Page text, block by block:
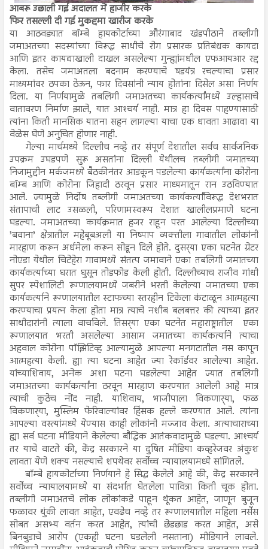
आबरू उछाली गई अदालत में हाजीर करके
फिर तसल्ली दी गई मुकद्दमा खारीज करके
या आठवड्यात बॉम्बे हायकोर्टाच्या औरंगाबाद खंडपीठाने तब्लीगी
जमाअतच्या सदस्यांच्या विरूद्ध साथीचे रोग प्रसारक प्रतिबंधक कायदा
आणि इतर कायद्याखाली दाखल असलेल्या गुन्ह्यांमधील एफआयआर रद्द
केला. तसेच जमाअतला बदनाम करण्याचे षडयंत्र रचल्याचा प्रसार
माध्यमांवर ठपका ठेऊन, फार दिवसांनी न्याय होतांना दिसेल असा निर्णय
दिला. या निर्णयामुळे तबलिगी जमाअतच्या कार्यकर्त्यांमध्ये उल्हासाचे
वातावरण निर्माण झाले, यात आश्‍चर्य नाही. मात्र हा दिवस पाहण्यासाठी
त्यांना किती मानसिक यातना सहन लागल्या याचा एक धावता आढावा या
वेळेस घेणे अनुचित होणार नाही.
गेल्या मार्चमध्ये दिल्लीच नव्हे तर संपूर्ण देशातील सर्वच सार्वजनिक
उपक्रम उघडपणे सुरू असतांना दिल्ली येथीलच तब्लीगी जमातच्या
निजामुद्दीन मर्कजमध्ये बैठकीनंतर आडकून पडलेल्या कार्यकर्त्यांना कोरोना
बॉम्ब आणि कोरोना जिहादी ठरवून प्रसार माध्यमातून रान उठविण्यात
आले. ज्यामुळे निर्दोष तब्लीगी जमाअतच्या कार्यकर्त्यांविरूद्ध देशभरात
संतापाची लाट उसळली, परिणामस्वरूप देशात खालीलप्रमाणे घटना
घडल्या. जमाअतच्या कार्यक्रमात हजर राहून परत आलेल्या दिल्लीच्या
’बवाना’ क्षेत्रातील महेबूबअली या निष्पाप व्यक्तीला गावातील लोकांनी
मारहाण करून अर्धमेला करून सोडून दिले होते. दुसर्‍या एका घटनेत ग्रेटर
नोएडा येथील चिटेहेरा गावामध्ये संतत्प जमावाने एका तबलिगी जमातच्या
कार्यकर्त्याच्या घरात घुसून तोडफोड केली होती. दिल्लीच्याच राजीव गांधी
सुपर स्पेशालिटी रूग्णालयामध्ये जबरीने भरती केलेल्या जमातच्या एका
कार्यकर्त्याने रूग्णालयातील स्टाफच्या स्तरहीन टिकेला कंटाळून आत्महत्या
करण्याचा प्रयत्न केला होता मात्र त्याचे नशीब बलबत्तर की त्याच्या इतर
साथीदारांनी त्याला वाचविले. तिसर्‍या एका घटनेत महाराष्ट्रातील एका
रूग्णालयात भरती असलेल्या आसाम जमातच्या कार्यकर्त्याने त्याचा
अहवाल कोरोना पॉझिटिव्ह आल्यामुळे आपल्या मनगटातील नस कापून
आत्महत्या केली. ह्या त्या घटना आहेत ज्या रेकॉर्डवर आलेल्या आहेत.
यांच्याशिवाय, अनेक अशा घटना घडलेल्या आहेत ज्यात तबलिगी
जमाअतच्या कार्यकर्त्यांना ठरवून मारहाण करण्यात आलेली आहे मात्र
त्याची कुठेच नोंद नाही. याशिवाय, भाजीपाला विकणार्‍या, फळ
विकणार्‍या, मुस्लिम फेरिवाल्यांवर हिंसक हल्ले करण्यात आले. त्यांना
आपल्या वस्त्यांमध्ये येण्यास काही लोकांनी मज्जाव केला. अत्याचाराच्या
ह्या सर्व घटना मीडियाने केलेल्या बौद्धिक आतंकवादामुळे घडल्या. आश्‍चर्य
तर याचे वाटते की, केंद्र सरकारने या दुषित मीडिया कव्हरेजवर अंकुश
लावता येणे शक्य नसल्याचे शपथेवर सर्वोच्च न्यायालयामध्ये सांगितले.
बॉम्बे हायकोर्टाच्या निर्णयाने हे सिद्ध केलेले आहे की, केंद्र सरकारने
सर्वोच्च न्यायालयामध्ये या संदर्भात घेतलेला पावित्रा किती चूक होता.
तब्लीगी जमाअतचे लोक लोकांकडे पाहून थूंकत आहेत, जाणून बुजून
फळावर थुंकी लावत आहेत, एवढेच नव्हे तर रूग्णालयातील महिला नर्सेस
सोबत असभ्य वर्तन करत आहेत, त्यांची छेडछाड करत आहेत, असे
बिनबुडाचे आरोप (एकही घटना घडलेली नसताना) मीडियाने लावले.